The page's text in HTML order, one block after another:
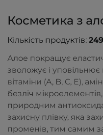
Косметика з
Кількість продуктів: 249
Алое покращує
зволожує і
вітаміни (A, B, C, E),
безліч
природним
захисну плівку, яка
променів, тим самим